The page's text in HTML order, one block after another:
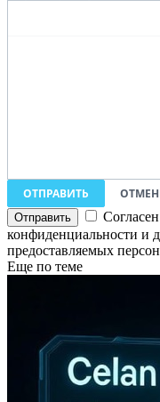
ОТПРАВИТЬ
конфиденциальности и
предоставляемых
Еще по теме